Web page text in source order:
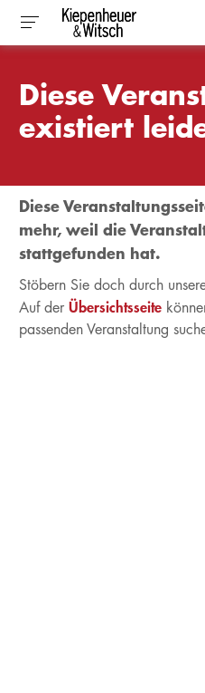
Diese
existiert
Diese
mehr, weil die
stattgefunden hat.
Stöbern Sie doch durch
Auf der Übersichtsseite
passenden Veranstaltung